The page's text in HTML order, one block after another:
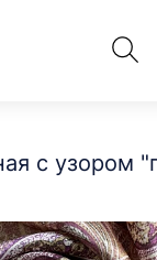
с узором